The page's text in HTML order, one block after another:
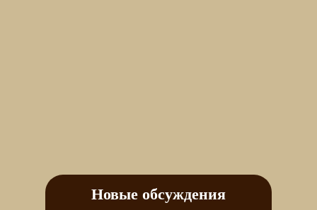
Новые обсуждения